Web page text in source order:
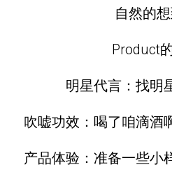
自然的想
Product
明星代言：找明
吹嘘功效：喝了咱滴酒
产品体验：准备一些小